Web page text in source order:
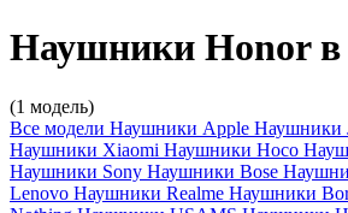
Наушники Honor в
(1 модель)
Все модели Наушники Apple Наушники
Наушники Xiaomi Наушники Hoco
Наушники Sony Наушники Bose
Lenovo Наушники Realme Наушники